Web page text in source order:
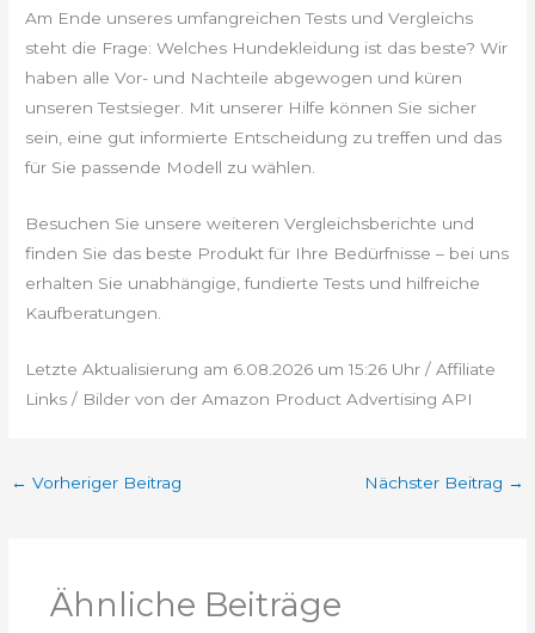
Am Ende unseres umfangreichen Tests und Vergleichs
steht die Frage: Welches Hundekleidung ist das beste? Wir
haben alle Vor- und Nachteile abgewogen und küren
unseren Testsieger. Mit unserer Hilfe können Sie sicher
sein, eine gut informierte Entscheidung zu treffen und das
für Sie passende Modell zu wählen.
Besuchen Sie unsere weiteren Vergleichsberichte und
finden Sie das beste Produkt für Ihre Bedürfnisse – bei uns
erhalten Sie unabhängige, fundierte Tests und hilfreiche
Kaufberatungen.
Letzte Aktualisierung am 6.08.2026 um 15:26 Uhr / Affiliate
Links / Bilder von der Amazon Product Advertising API
← Vorheriger Beitrag Nächster Beitrag →
Ähnliche Beiträge